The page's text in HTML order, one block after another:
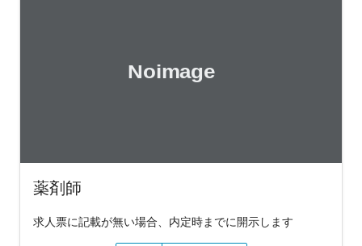
薬剤師
求人票に記載が無い場合、内定時までに開示します